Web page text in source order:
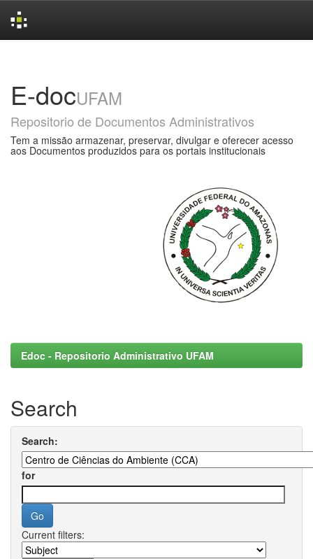
E-docUFAM
Repositorio de Documentos Administrativos
Tem a missão armazenar, preservar, divulgar e oferecer acesso
aos Documentos produzidos para os portais institucionais
Edoc - Repositorio Administrativo UFAM
Search
Search:
for
Current filters: